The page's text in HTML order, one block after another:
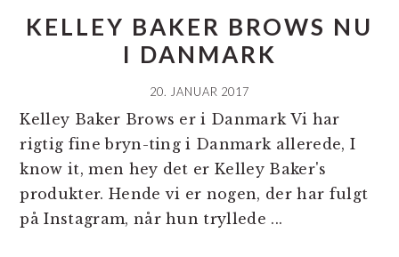
KELLEY BAKER BROWS NU
I DANMARK
20. JANUAR 2017
Kelley Baker Brows er i Danmark Vi har
rigtig fine bryn-ting i Danmark allerede, I
know it, men hey det er Kelley Baker's
produkter. Hende vi er nogen, der har fulgt
på Instagram, når hun tryllede ...